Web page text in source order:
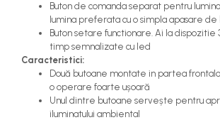
Buton de comanda separat pentru
lumina preferata cu o simpla apasare de
Buton setare functionare. Ai la
timp semnalizate cu led
Caracteristici:
Două butoane montate in partea
o operare foarte ușoară
Unul dintre butoane servește pentru
iluminatului ambiental